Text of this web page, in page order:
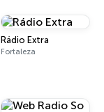
Rádio Extra
Fortaleza